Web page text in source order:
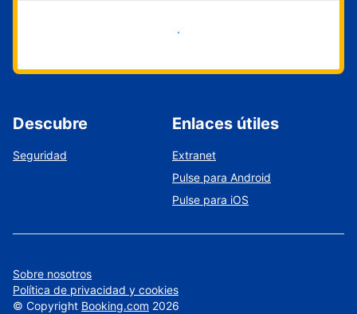
Empieza ahora
Descubre
Seguridad
Enlaces útiles
Extranet
Pulse para Android
Pulse para iOS
Sobre nosotros
Política de privacidad y cookies
© Copyright Booking.com 2026